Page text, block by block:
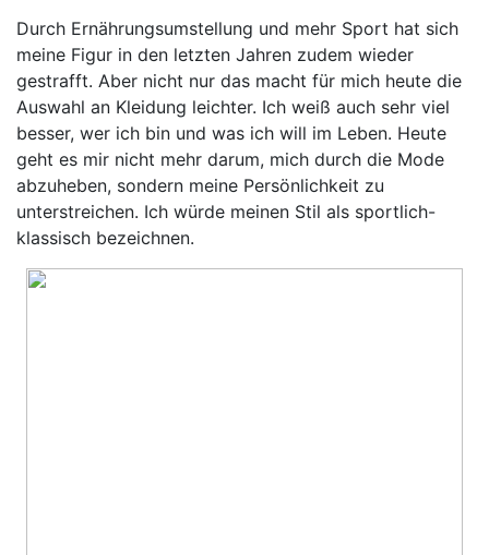
Durch Ernährungsumstellung und mehr Sport hat sich
meine Figur in den letzten Jahren zudem wieder
gestrafft. Aber nicht nur das macht für mich heute die
Auswahl an Kleidung leichter. Ich weiß auch sehr viel
besser, wer ich bin und was ich will im Leben. Heute
geht es mir nicht mehr darum, mich durch die Mode
abzuheben, sondern meine Persönlichkeit zu
unterstreichen. Ich würde meinen Stil als sportlich-
klassisch bezeichnen.